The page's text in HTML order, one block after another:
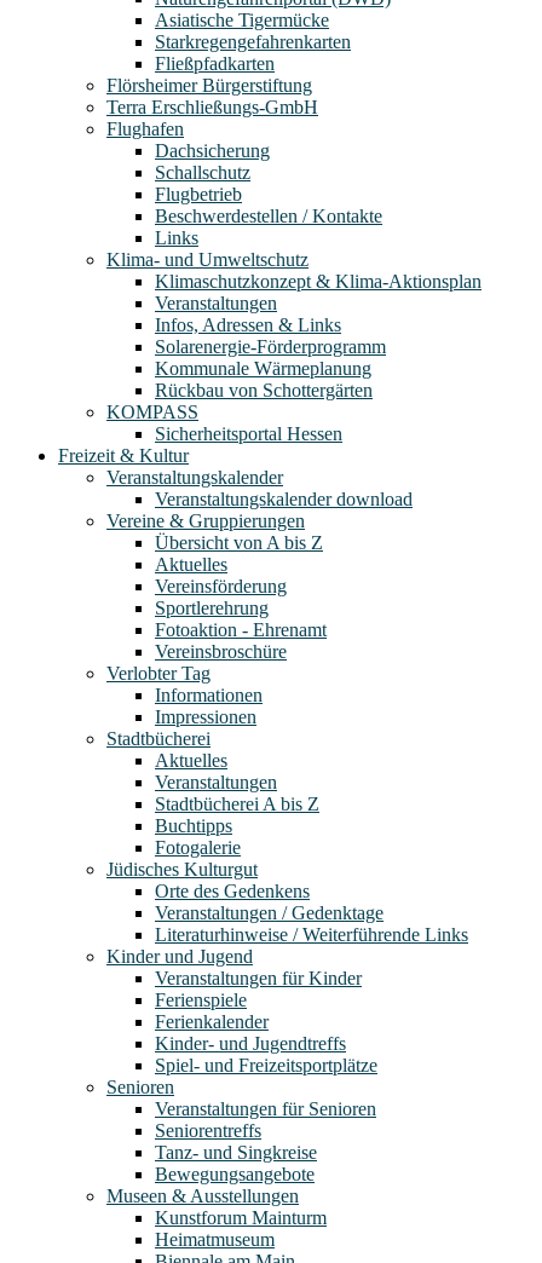
Asiatische Tigermücke
Starkregengefahrenkarten
Fließpfadkarten
Flörsheimer Bürgerstiftung
Terra Erschließungs-GmbH
Flughafen
Dachsicherung
Schallschutz
Flugbetrieb
Beschwerdestellen / Kontakte
Links
Klima- und Umweltschutz
Klimaschutzkonzept & Klima-Aktionsplan
Veranstaltungen
Infos, Adressen & Links
Solarenergie-Förderprogramm
Kommunale Wärmeplanung
Rückbau von Schottergärten
KOMPASS
Sicherheitsportal Hessen
Freizeit & Kultur
Veranstaltungskalender
Veranstaltungskalender download
Vereine & Gruppierungen
Übersicht von A bis Z
Aktuelles
Vereinsförderung
Sportlerehrung
Fotoaktion - Ehrenamt
Vereinsbroschüre
Verlobter Tag
Informationen
Impressionen
Stadtbücherei
Aktuelles
Veranstaltungen
Stadtbücherei A bis Z
Buchtipps
Fotogalerie
Jüdisches Kulturgut
Orte des Gedenkens
Veranstaltungen / Gedenktage
Literaturhinweise / Weiterführende Links
Kinder und Jugend
Veranstaltungen für Kinder
Ferienspiele
Ferienkalender
Kinder- und Jugendtreffs
Spiel- und Freizeitsportplätze
Senioren
Veranstaltungen für Senioren
Seniorentreffs
Tanz- und Singkreise
Bewegungsangebote
Museen & Ausstellungen
Kunstforum Mainturm
Heimatmuseum